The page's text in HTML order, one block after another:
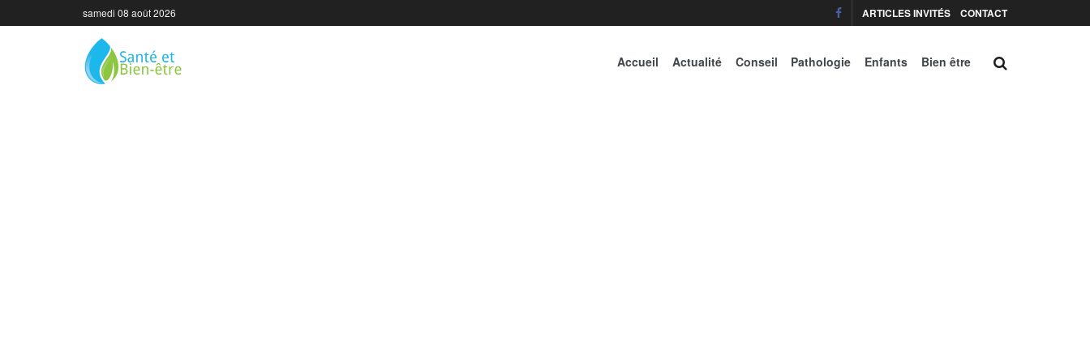
samedi 08 août 2026 ARTICLES INVITÉS CONTACT
Accueil Actualité Conseil Pathologie Enfants Bien être